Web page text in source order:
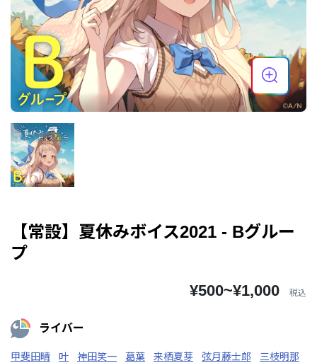
【常設】夏休みボイス2021 - Bグルー
プ
¥500~¥1,000 税込
ライバー
甲斐田晴 叶 神田笑一 葛葉 来栖夏芽 弦月藤士郎
三枝明那